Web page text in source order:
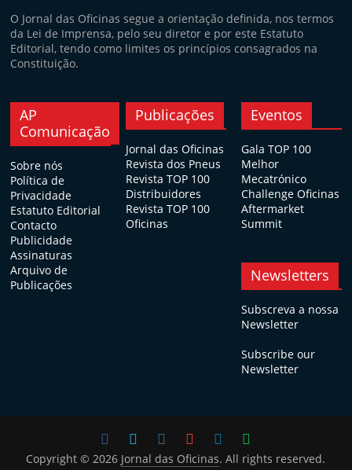
O Jornal das Oficinas segue a orientação definida, nos termos
da Lei de Imprensa, pelo seu diretor e por este Estatuto
Editorial, tendo como limites os princípios consagrados na
Constituição.
AP
Comunicação
Sobre nós
Política de
Privacidade
Estatuto Editorial
Contacto
Publicidade
Assinaturas
Arquivo de
Publicações
Publicações
Jornal das Oficinas
Revista dos Pneus
Revista TOP 100
Distribuidores
Revista TOP 100
Oficinas
Eventos
Gala TOP 100
Melhor
Mecatrónico
Challenge Oficinas
Aftermarket
Summit
Newsletters
Subscreva a nossa
Newsletter
Subscribe our
Newsletter
Copyright © 2026 Jornal das Oficinas. All rights reserved.